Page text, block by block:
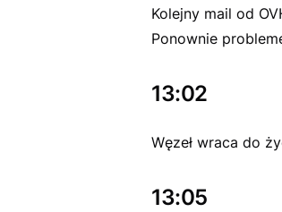
Kolejny mail od
Ponownie
13:02
Węzeł wraca do
13:05